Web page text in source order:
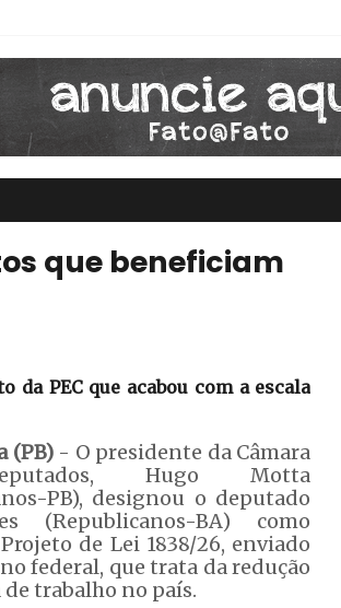
que beneficiam
PEC que acabou com a escala
(PB)- O presidente da Câmara
Hugo Motta
PB), designou o deputado
(Republicanos-BA) como
de Lei 1838/26, enviado
federal, que trata da redução
trabalho no país.